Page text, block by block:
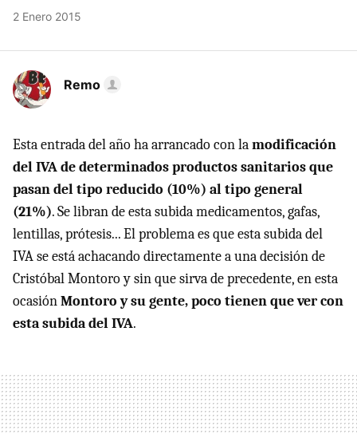
2 Enero 2015
Remo
Esta entrada del año ha arrancado con lamodificación
del IVA de determinados productos sanitarios que
pasan del tipo reducido (10%) al tipo general
(21%). Se libran de esta subida medicamentos, gafas,
lentillas, prótesis... El problema es que esta subida del
IVA se está achacando directamente a una decisión de
Cristóbal Montoro y sin que sirva de precedente, en esta
ocasiónMontoro y su gente, poco tienen que ver con
esta subida del IVA.